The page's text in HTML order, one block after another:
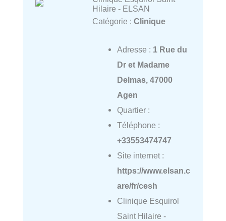
Hilaire - ELSAN
Catégorie : Clinique
Adresse : 1 Rue du
Dr et Madame
Delmas, 47000
Agen
Quartier :
Téléphone :
+33553474747
Site internet :
https://www.elsan.c
are/fr/cesh
Clinique Esquirol
Saint Hilaire -